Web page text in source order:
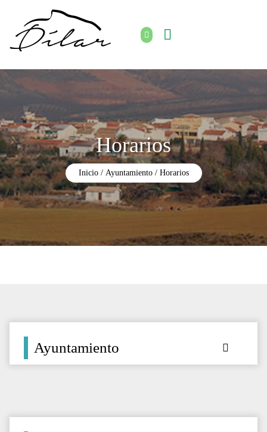
Horarios
Inicio Ayuntamiento Horarios
Ayuntamiento